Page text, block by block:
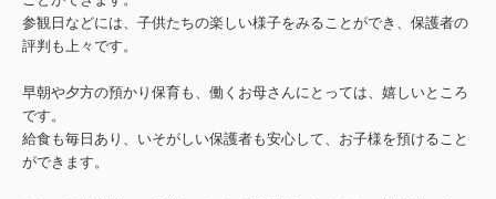
参観日などには、子供たちの楽しい様子をみることができ、保護者の
評判も上々です。
早朝や夕方の預かり保育も、働くお母さんにとっては、嬉しいところ
です。
給食も毎日あり、いそがしい保護者も安心して、お子様を預けること
ができます。